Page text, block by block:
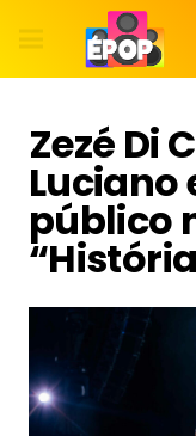
Zezé Di
público